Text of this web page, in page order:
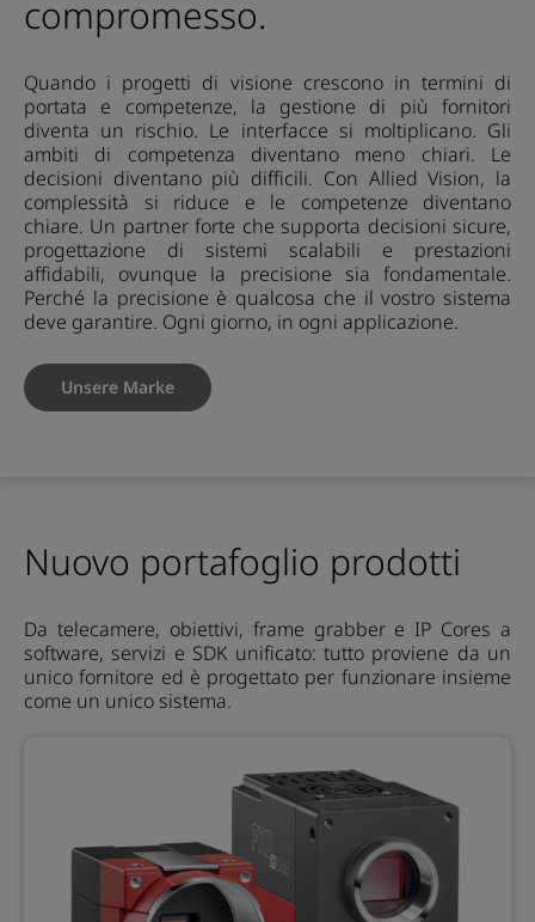
compromesso.
Quando i progetti di visione crescono in termini di
portata e competenze, la gestione di più fornitori
diventa un rischio. Le interfacce si moltiplicano. Gli
ambiti di competenza diventano meno chiari. Le
decisioni diventano più difficili. Con Allied Vision, la
complessità si riduce e le competenze diventano
chiare. Un partner forte che supporta decisioni sicure,
progettazione di sistemi scalabili e prestazioni
affidabili, ovunque la precisione sia fondamentale.
Perché la precisione è qualcosa che il vostro sistema
deve garantire. Ogni giorno, in ogni applicazione.
Unsere Marke
Nuovo portafoglio prodotti
Da telecamere, obiettivi, frame grabber e IP Cores a
software, servizi e SDK unificato: tutto proviene da un
unico fornitore ed è progettato per funzionare insieme
come un unico sistema.